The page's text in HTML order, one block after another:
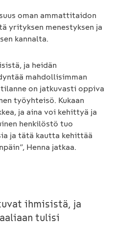
oman ammattitaidon
yrityksen menestyksen ja
kannalta.
ja heidän
mahdollisimman
on jatkuvasti oppiva
työyhteisö. Kukaan
ja aina voi kehittyä ja
henkilöstö tuo
ja tätä kautta kehittää
Henna jatkaa.
ihmisistä, ja
tulisi